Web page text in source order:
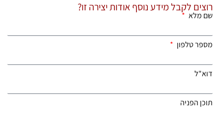
רוצים לקבל מידע נוסף אודות יצירה זו?
שם מלא
מספר טלפון
דוא"ל
תוכן הפניה